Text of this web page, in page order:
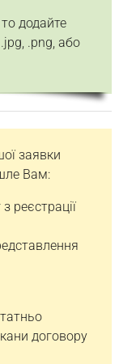
додайте
.png, або
заявки
Вам:
реєстрації
договору